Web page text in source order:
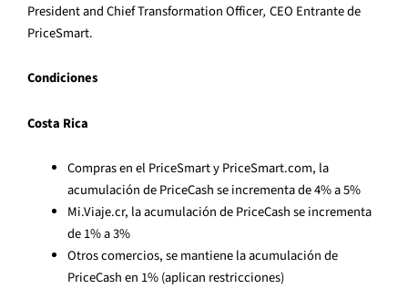
President and Chief Transformation Officer, CEO Entrante de
PriceSmart.
Condiciones
Costa Rica
Compras en el PriceSmart y PriceSmart.com, la
acumulación de PriceCash se incrementa de 4% a 5%
Mi.Viaje.cr, la acumulación de PriceCash se incrementa
de 1% a 3%
Otros comercios, se mantiene la acumulación de
PriceCash en 1% (aplican restricciones)